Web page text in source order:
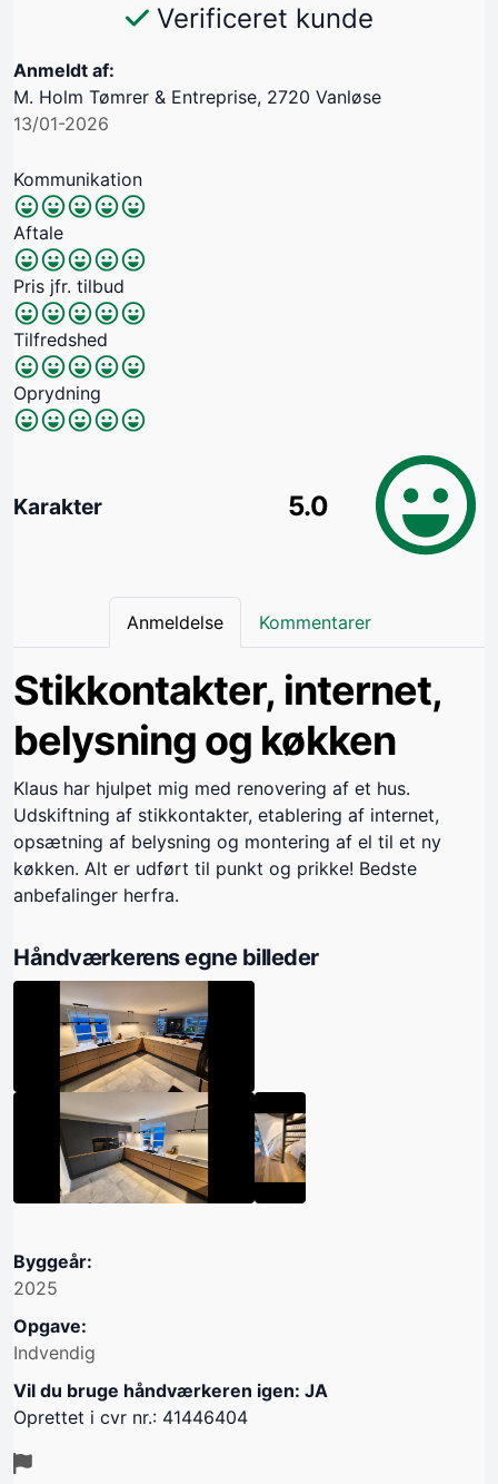
Verificeret kunde
Anmeldt af:
M. Holm Tømrer & Entreprise, 2720 Vanløse
13/01-2026
Kommunikation
Aftale
Pris jfr. tilbud
Tilfredshed
Oprydning
Karakter 5.0
Anmeldelse Kommentarer
Stikkontakter, internet,
belysning og køkken
Klaus har hjulpet mig med renovering af et hus.
Udskiftning af stikkontakter, etablering af internet,
opsætning af belysning og montering af el til et ny
køkken. Alt er udført til punkt og prikke! Bedste
anbefalinger herfra.
Håndværkerens egne billeder
Byggeår:
2025
Opgave:
Indvendig
Vil du bruge håndværkeren igen: JA
Oprettet i cvr nr.: 41446404